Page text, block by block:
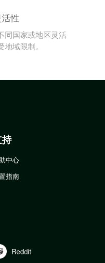
性
同国家或地区灵活
域限制。
中心
指南
Reddit